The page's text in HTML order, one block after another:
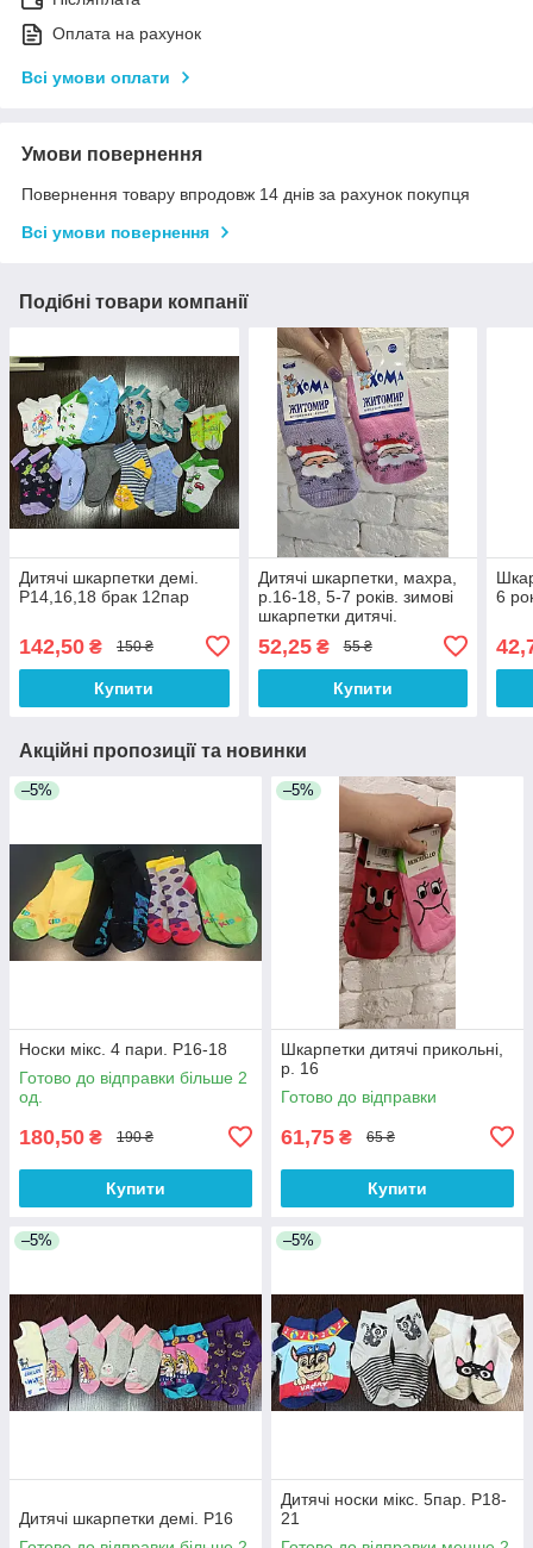
Оплата на рахунок
Всі умови оплати
Умови повернення
Повернення товару впродовж 14 днів за рахунок покупця
Всі умови повернення
Подібні товари компанії
Дитячі шкарпетки демі.
Р14,16,18 брак 12пар
142,50 ₴ 150 ₴
Купити
Дитячі шкарпетки, махра,
р.16-18, 5-7 років. зимові
шкарпетки дитячі.
52,25₴ 55 ₴
Купити
6
Акційні пропозиції та новинки
–5%
Носки мікс. 4 пари. Р16-18
Готово до відправки більше 2
од.
180,50 ₴ 190 ₴
Купити
–5%
Шкарпетки дитячі прикольні,
р. 16
Готово до відправки
61,75 ₴ 65 ₴
Купити
–5%
Дитячі шкарпетки демі. Р16
–5%
Дитячі носки мікс. 5пар. Р18-
21